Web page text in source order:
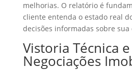
melhorias. O relatório é
cliente entenda o estado real
decisões informadas sobre sua
Vistoria Técnica e
Negociações